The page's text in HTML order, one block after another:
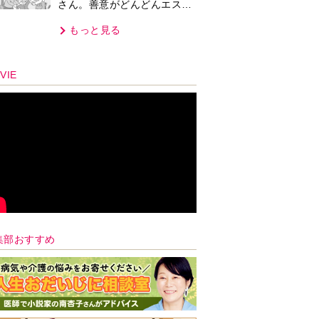
さん。善意がどんどんエスカ
もっと見る
部おすすめ